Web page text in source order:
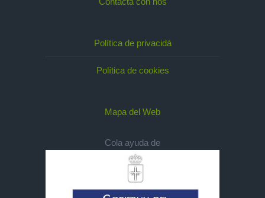
Política de privacidá
Política de cookies
Mapa del Web
Cola ayuda de